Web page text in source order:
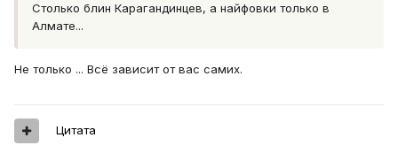
Столько блин Карагандинцев, а найфовки только в
Алмате...
Не только ... Всё зависит от вас самих.
Цитата